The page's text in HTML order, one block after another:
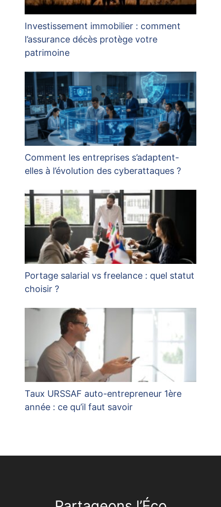
Investissement immobilier : comment
l’assurance décès protège votre
patrimoine
Comment les entreprises s’adaptent-
elles à l’évolution des cyberattaques ?
Portage salarial vs freelance : quel statut
choisir ?
Taux URSSAF auto-entrepreneur 1ère
année : ce qu’il faut savoir